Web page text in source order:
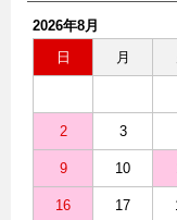
2026年8月
日
月
2 3
9 10
16 17